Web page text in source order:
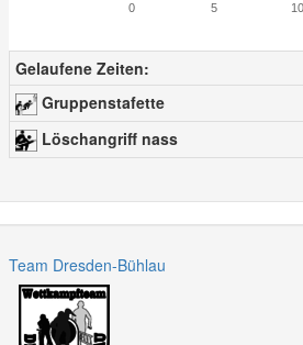
0 5 10
Gelaufene Zeiten:
Gruppenstafette
Löschangriff nass
Team Dresden-Bühlau